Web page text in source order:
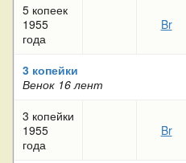
5 копеек
1955
года
Br
3 копейки
Венок 16 лент
3 копейки
1955
года
Br